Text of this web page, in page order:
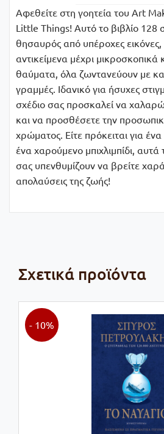
Αφεθείτε στη γοητεία του Art
Little Things! Αυτό το βιβλίο 128
θησαυρός από υπέροχες εικόνες,
αντικείμενα μέχρι μικροσκοπικά
θαύματα, όλα ζωντανεύουν με
γραμμές. Ιδανικό για ήσυχες
σχέδιο σας προσκαλεί να
και να προσθέσετε την
χρώματος. Είτε πρόκειται για ένα
ένα χαρούμενο μπιχλιμπίδι,
σας υπενθυμίζουν να βρείτε
απολαύσεις της ζωής!
Σχετικά προϊόντα
- 10%